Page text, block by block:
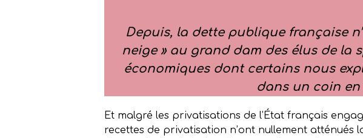
Depuis, la dette publique française
neige » au grand dam des élus de la
économiques dont certains nous
dans un coin
Et malgré les privatisations de l’État français
recettes de privatisation n’ont nullement